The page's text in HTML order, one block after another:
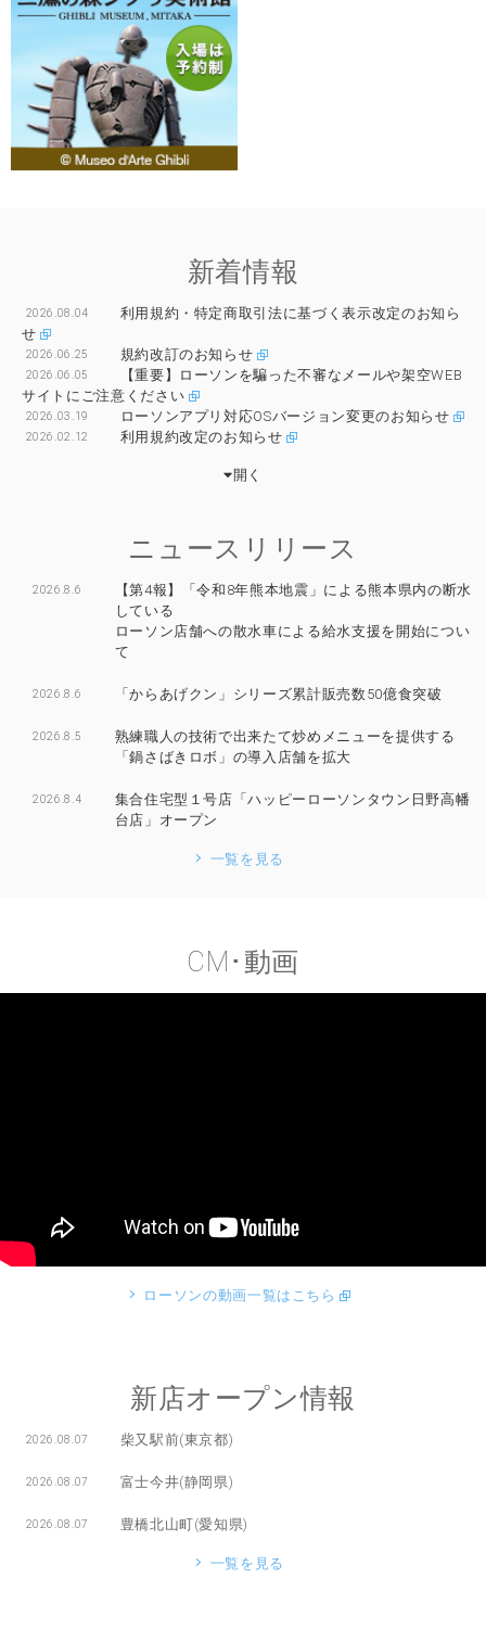
新着情報
2026.08.04
利用規約・特定商取引法に基づく表示改定のお知ら
せ
2026.06.25 規約改訂のお知らせ
2026.06.05
【重要】ローソンを騙った不審なメールや架空WEB
サイトにご注意ください
2026.03.19 ローソンアプリ対応OSバージョン変更のお知らせ
2026.02.12 利用規約改定のお知らせ
開く
ニュースリリース
2026.8.6
【第4報】「令和8年熊本地震」による熊本県内の断水
している
ローソン店舗への散水車による給水支援を開始につい
て
2026.8.6 「からあげクン」シリーズ累計販売数50億食突破
2026.8.5
熟練職人の技術で出来たて炒めメニューを提供する
「鍋さばきロボ」の導入店舗を拡大
2026.8.4
集合住宅型１号店「ハッピーローソンタウン日野高幡
台店」オープン
一覧を見る
CM･動画
ローソンの動画一覧はこちら
新店オープン情報
2026.08.07 柴又駅前(東京都)
2026.08.07 富士今井(静岡県)
2026.08.07 豊橋北山町(愛知県)
一覧を見る